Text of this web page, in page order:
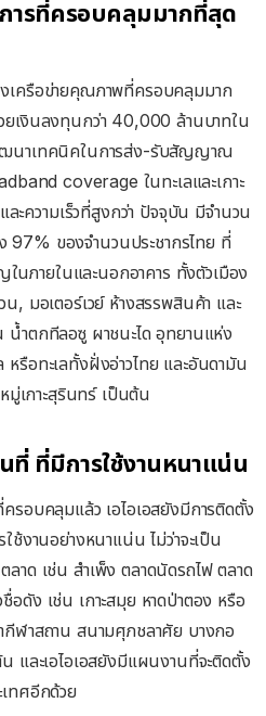
ารที่ครอบคลุมมากที่สุด
งเครือข่ายคุณภาพที่ครอบคลุมมาก
ยเงินลงทุนกว่า 40,000 ล้านบาทใน
นาเทคนิคในการส่ง-รับสัญญาณ
coverage ในทะเลและเกาะ
ความเร็วที่สูงกว่า ปัจจุบัน มีจำนวน
ของจำนวนประชากรไทย ที่
ภายในและนอกอาคาร ทั้งตัวเมือง
, มอเตอร์เวย์ ห้างสรรพสินค้า และ
น้ำตกทีลอซู ผาชนะได อุทยานแห่ง
รือทะเลทั้งฝั่งอ่าวไทย และอันดามัน
มู่เกาะสุรินทร์ เป็นต้น
ที่ ที่มีการใช้งานหนาแน่น
รอบคลุมแล้ว เอไอเอสยังมีการติดตั้ง
งานอย่างหนาแน่น ไม่ว่าจะเป็น
าด เช่น สำเพ็ง ตลาดนัดรถไฟ ตลาด
ดัง เช่น เกาะสมุย หาดป่าตอง หรือ
ฬาสถาน สนามศุภชลาศัย บางกอ
และเอไอเอสยังมีแผนงานที่จะติดตั้ง
ทศอีกด้วย